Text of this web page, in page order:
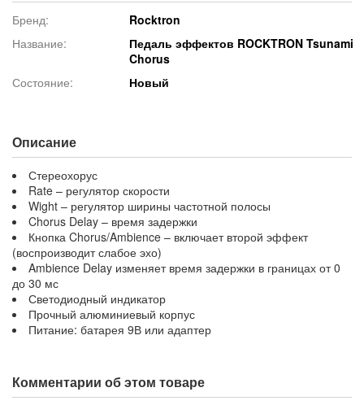
Бренд:
Rocktron
Название:
Педаль эффектов ROCKTRON Tsunami
Chorus
Состояние:
Новый
Описание
Стереохорус
Rate – регулятор скорости
Wight – регулятор ширины частотной полосы
Chorus Delay – время задержки
Кнопка Chorus/Ambience – включает второй эффект
(воспроизводит слабое эхо)
Ambience Delay изменяет время задержки в границах от 0
до 30 мс
Светодиодный индикатор
Прочный алюминиевый корпус
Питание: батарея 9В или адаптер
Комментарии об этом товаре